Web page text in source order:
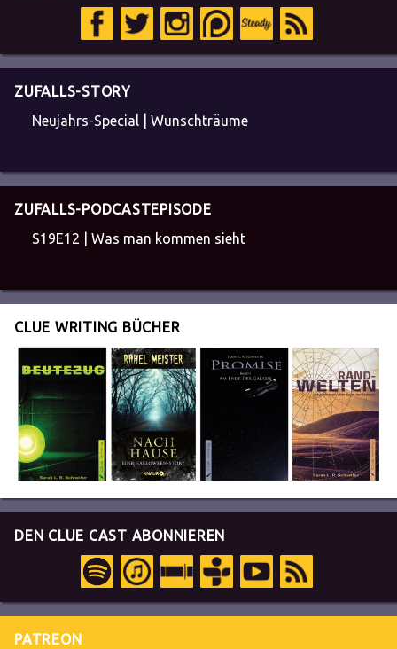
ZUFALLS-STORY
Neujahrs-Special | Wunschträume
ZUFALLS-PODCASTEPISODE
S19E12 | Was man kommen sieht
CLUE WRITING BÜCHER
DEN CLUE CAST ABONNIEREN
PATREON